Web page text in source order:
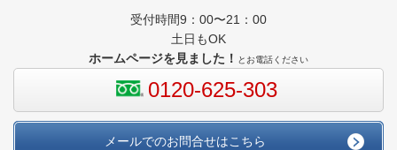
受付時間9：00〜21：00
土日もOK
ホームページを見ました！
とお電話ください
0120-625-303
メールでのお問合せはこちら